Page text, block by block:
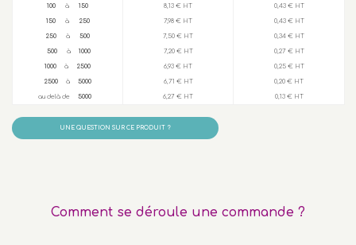
100 à 150 8,13 € HT 0,43 € HT
150à 250 7,98 € HT 0,43 € HT
250 à 500 7,50 € HT 0,34 € HT
500à 1000 7,20 € HT 0,27 € HT
1000 à 2500 6,93 € HT 0,25 € HT
2500 à 5000 6,71 € HT 0,20 € HT
au delà de 5000 6,27 € HT 0,13 € HT
UNE QUESTION SUR CE PRODUIT ?
Comment se déroule une commande ?